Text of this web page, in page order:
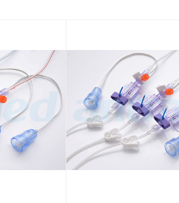
descartáveis ​​com
clínicas. O nosso compromisso
arterial invasiva cumprem os
anestesia e cuidados intensivos.